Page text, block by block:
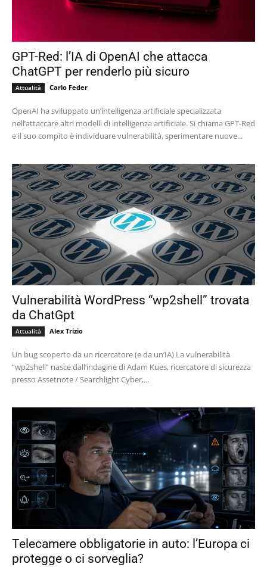
GPT-Red: l’IA di OpenAI che attacca
ChatGPT per renderlo più sicuro
Attualità Carlo Feder
OpenAI ha sviluppato un’intelligenza artificiale specializzata
nell’attaccare altri modelli di intelligenza artificiale. Si chiama GPT-Red
e il suo compito è individuare vulnerabilità, sperimentare nuove...
Vulnerabilità WordPress “wp2shell” trovata
da ChatGpt
Attualità Alex Trizio
Un bug scoperto da un ricercatore (e da un’IA) La vulnerabilità
“wp2shell” nasce dall’indagine di Adam Kues, ricercatore di sicurezza
presso Assetnote / Searchlight Cyber,...
Telecamere obbligatorie in auto: l’Europa ci
protegge o ci sorveglia?